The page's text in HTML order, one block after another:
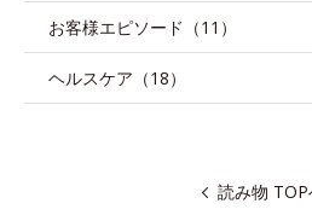
お客様エピソード（11）
ヘルスケア（18）
読み物 TOP